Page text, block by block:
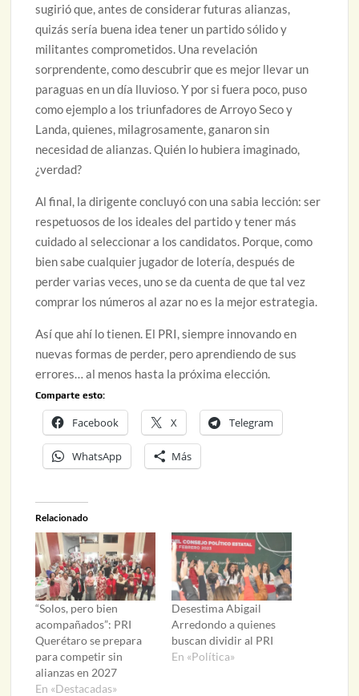
sugirió que, antes de considerar futuras alianzas,
quizás sería buena idea tener un partido sólido y
militantes comprometidos. Una revelación
sorprendente, como descubrir que es mejor llevar un
paraguas en un día lluvioso. Y por si fuera poco, puso
como ejemplo a los triunfadores de Arroyo Seco y
Landa, quienes, milagrosamente, ganaron sin
necesidad de alianzas. Quién lo hubiera imaginado,
¿verdad?
Al final, la dirigente concluyó con una sabia lección: ser
respetuosos de los ideales del partido y tener más
cuidado al seleccionar a los candidatos. Porque, como
bien sabe cualquier jugador de lotería, después de
perder varias veces, uno se da cuenta de que tal vez
comprar los números al azar no es la mejor estrategia.
Así que ahí lo tienen. El PRI, siempre innovando en
nuevas formas de perder, pero aprendiendo de sus
errores… al menos hasta la próxima elección.
Comparte esto:
Facebook X Telegram
WhatsApp Más
Relacionado
“Solos, pero bien
acompañados”: PRI
Querétaro se prepara
para competir sin
alianzas en 2027
En «Destacadas»
Desestima Abigail
Arredondo a quienes
buscan dividir al PRI
En «Política»